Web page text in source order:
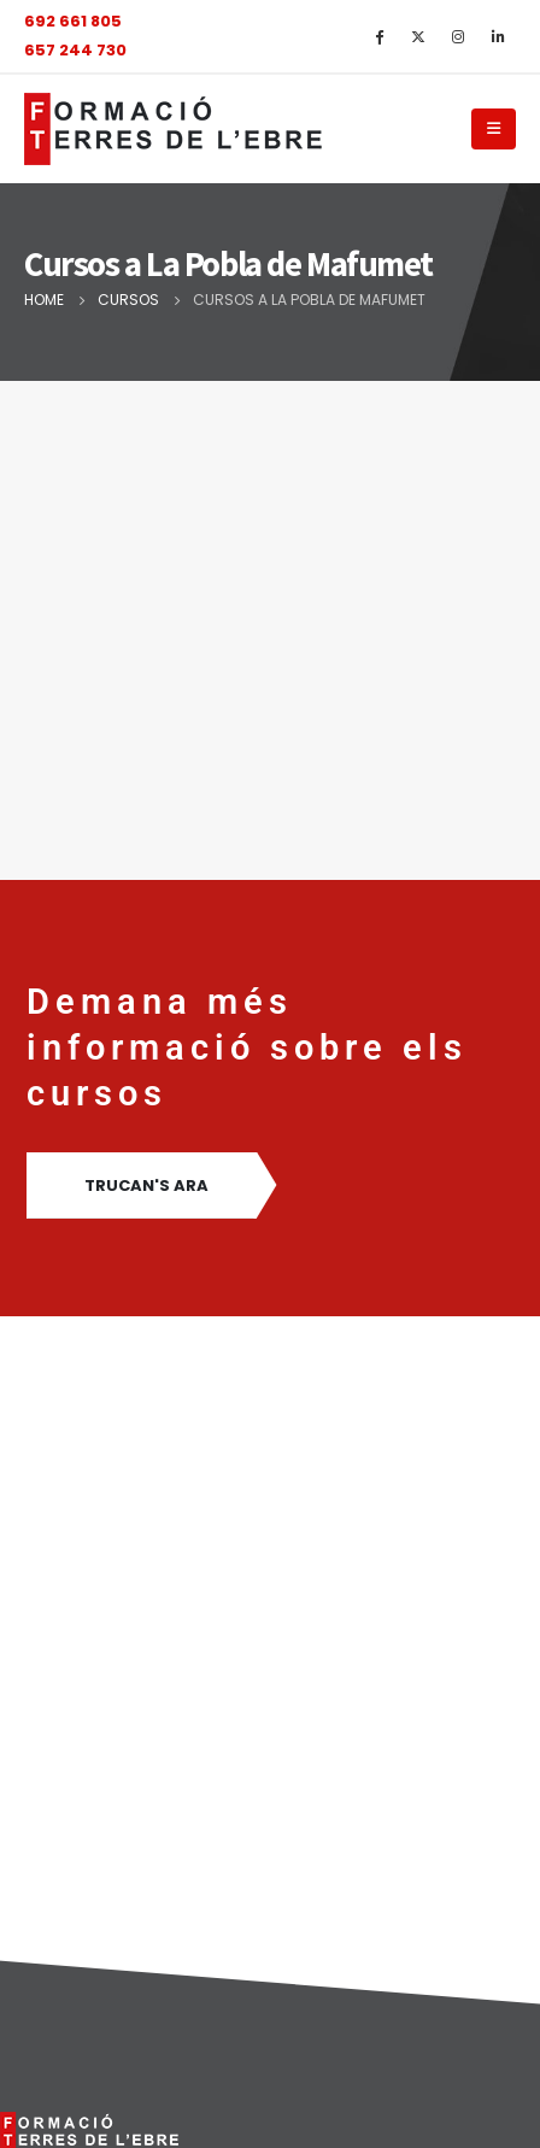
692 661 805
657 244 730
Cursos a La Pobla de Mafumet
HOME CURSOS CURSOS A LA POBLA DE MAFUMET
Demana més
informació sobre els
cursos
TRUCAN'S ARA